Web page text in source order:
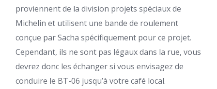
proviennent de la division projets spéciaux de
Michelin et utilisent une bande de roulement
conçue par Sacha spécifiquement pour ce projet.
Cependant, ils ne sont pas légaux dans la rue, vous
devrez donc les échanger si vous envisagez de
conduire le BT-06 jusqu’à votre café local.